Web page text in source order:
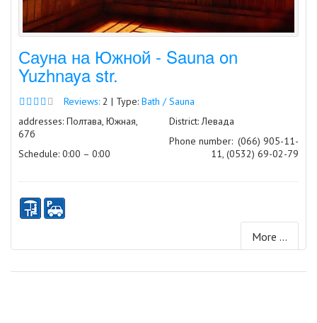
Сауна на Южной - Sauna on
Yuzhnaya str.
Reviews: 2 | Type: Bath / Sauna
addresses: Полтава, Южная,
67б
Schedule: 0:00 – 0:00
District: Левада
Phone number: (066) 905-11-
11, (0532) 69-02-79
More ...